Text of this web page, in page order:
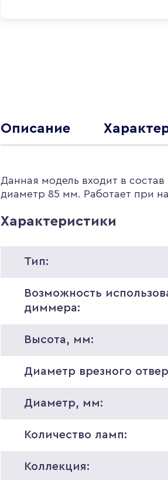
Описание
Данная модель входит в
диаметр 85 мм. Работает при
Характеристики
Тип:
Возможность
диммера:
Высота, мм:
Диаметр врезного
Диаметр, мм:
Количество ламп:
Коллекция: